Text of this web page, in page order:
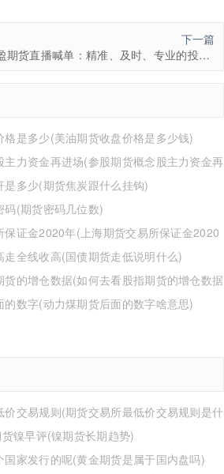
下一篇
久梦乍回！续盈期货直播喊单：精准、及时、专业的投资利器
格是多少(美油期货收盘价格是多少钱)
主力资金再进场(参股期货概念股主力资金再
是多少(期货焦炭跟什么挂钩)
码(期货密码几位数)
保证金2020年(上海期货交易所保证金2020
走全线收高(国债期货走低说明什么)
货的增仓数据(如何去看股指期货的增仓数据
的数字(动力煤期货后面的数字啥意思)
价交易规则(期货交易所最低价交易规则是什
镍早评(镍期货长期趋势)
国家发行的呢(黄金期货是属于国内盘吗)